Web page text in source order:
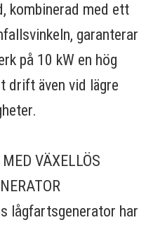
kombinerad med ett
garanterar
på 10 kW en hög
drift även vid lägre
VÄXELLÖS
lågfartsgenerator har